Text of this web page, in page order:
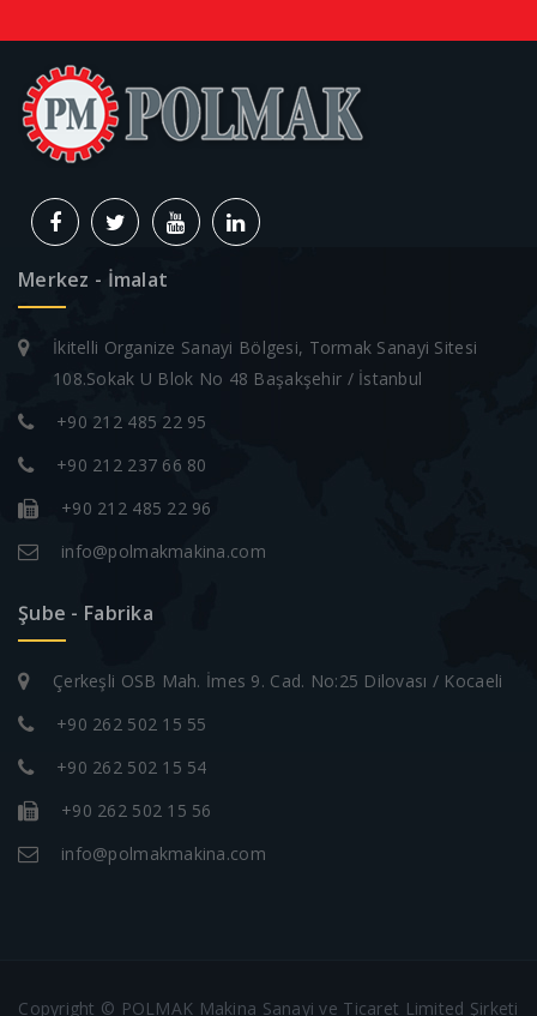
Merkez - İmalat
İkitelli Organize Sanayi Bölgesi, Tormak Sanayi Sitesi
108.Sokak U Blok No 48 Başakşehir / İstanbul
+90 212 485 22 95
+90 212 237 66 80
+90 212 485 22 96
info@polmakmakina.com
Şube - Fabrika
Çerkeşli OSB Mah. İmes 9. Cad. No:25 Dilovası / Kocaeli
+90 262 502 15 55
+90 262 502 15 54
+90 262 502 15 56
info@polmakmakina.com
Copyright © POLMAK Makina Sanayi ve Ticaret Limited Şirketi